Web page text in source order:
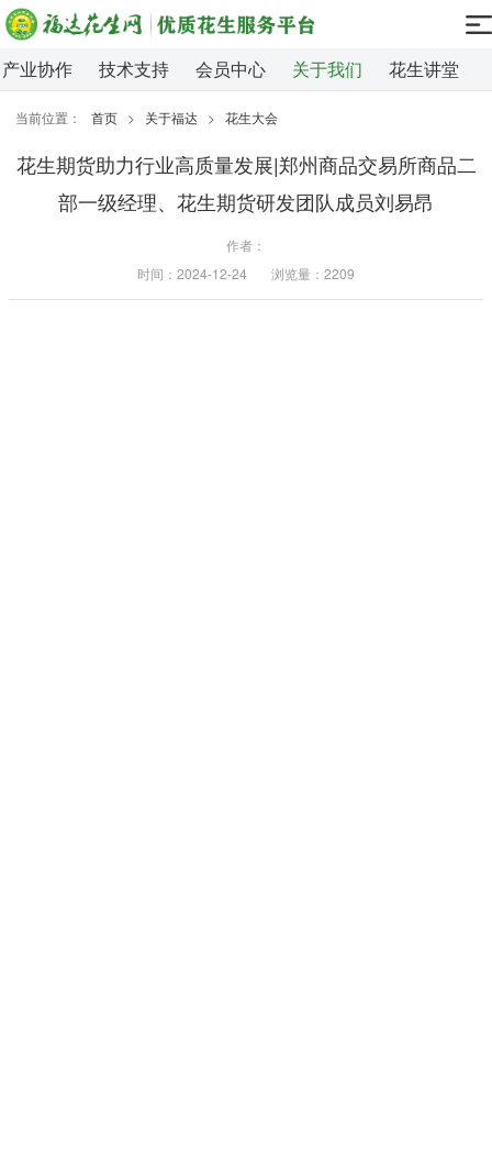
产业协作 技术支持 会员中心 关于我们 花生讲堂
当前位置： 首页 > 关于福达 > 花生大会
花生期货助力行业高质量发展|郑州商品交易所商品二
部一级经理、花生期货研发团队成员刘易昂
作者：
时间：2024-12-24
浏览量：2209